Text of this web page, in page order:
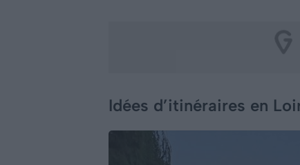
Idées d’itinéraires en